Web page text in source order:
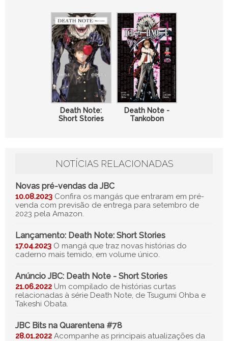
Death Note:
Short Stories
Death Note -
Tankobon
NOTÍCIAS RELACIONADAS
Novas pré-vendas da JBC
10.08.2023 Confira os mangás que entraram em pré-
venda com previsão de entrega para setembro de
2023 pela Amazon.
Lançamento: Death Note: Short Stories
17.04.2023 O mangá que traz novas histórias do
caderno mais temido, em volume único.
Anúncio JBC: Death Note - Short Stories
21.06.2022 Um compilado de histórias curtas
relacionadas à série Death Note, de Tsugumi Ohba e
Takeshi Obata.
JBC Bits na Quarentena #78
28.01.2022 Acompanhe as principais atualizações da